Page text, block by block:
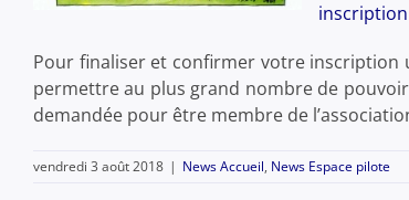
inscription
Pour finaliser et confirmer votre inscription
permettre au plus grand nombre de
demandée pour être membre de
vendredi 3 août 2018 | News Accueil, News Espace pilote